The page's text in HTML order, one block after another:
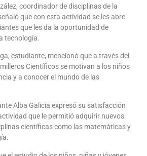
coordinador de disciplinas de la
que con esta actividad se les abre
que les da la oportunidad de
tecnología.
estudiante, mencionó que a través del
Científicos se motivan a los niños
y a conocer el mundo de las
Alba Galicia expresó su satisfacción
que le permitió adquirir nuevos
científicas como las matemáticas y